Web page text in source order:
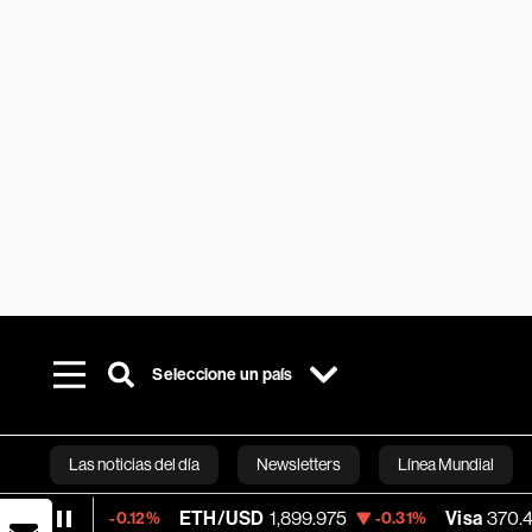
Seleccione un país
Las noticias del día Newsletters Línea Mundial
Bloomberg
ETH/USD 1,899.975 -0.31% Visa 370.47